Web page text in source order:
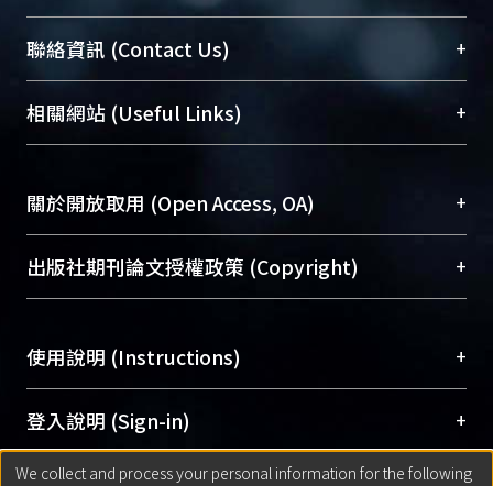
臺大位居世界頂尖大學之列，為永久珍藏及向國際
展現本校豐碩的研究成果及學術能量，圖書館整合
機構典藏（NTUR）與學術庫（AH）不同功能平
台，成為臺大學術典藏NTU scholars。期能整合研
成果。
To permanently archive and promote researcher
profiles and scholarly works, Library integrates the
services of “NTU Repository” with “Academic
聯絡資訊 (Contact Us) +
總館學科館員(Main Library)
醫學圖書館學科館員(Medical Library)
Sciences Library)
相關網站 (Useful Links) +
關於開放取用 (Open Access, OA) +
開放取用是從使用者角度提升資訊取用性的社會運
動，應用在學術研究上是透過將研究著作公開供使
用逐年攀升。同時可加速研究發展、提升研究影響
Archive）平台。 （點選深入了解OA）
出版社期刊論文授權政策 (Copyright) +
含部分內容的版權非匯入者所有，或由第三方贊
助與合作完成，請確認該版權所有者及第三方同
意提供此授權。
Please represent that the submission is your
original work, and that you have the right to
使用說明 (Instructions) +
網站簡介(Quickstart Guide)
使用手冊(Instruction Manual)
線上預約服務(Booking Service)
登入說明 (Sign-in) +
We collect and process your personal information for the following